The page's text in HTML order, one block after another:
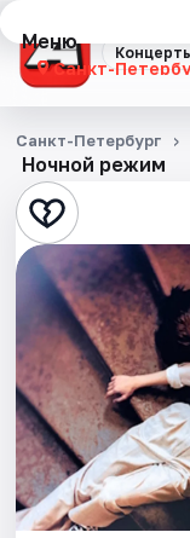
Меню
Санкт-
Концерты
Театр
Стендап
Выставки
Квесты
Экскурсии
Спорт
События
Ночной режим
Санкт-Петербург